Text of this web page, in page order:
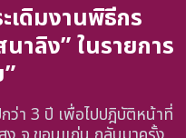
เดิมงานพิธีกร
าลิง” ในรายการ
ว่า 3 ปี เพื่อไปปฎิบัติหน้าที่